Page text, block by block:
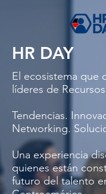
HR DAY
El ecosistema que
líderes de
Tendencias.
Networking.
Una experiencia
quienes están
futuro del talento